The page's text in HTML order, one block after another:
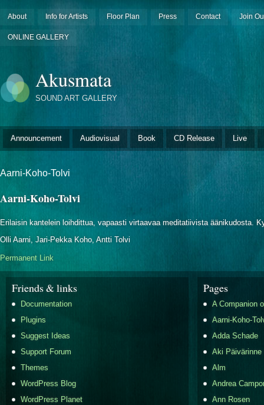
About Info for Artists Floor Plan Press Contact Join
ONLINE GALLERY
Akusmata
SOUND ART GALLERY
Announcement Audiovisual Book CD Release Live
Aarni-Koho-Tolvi
Aarni-Koho-Tolvi
Erilaisin kantelein loihdittua, vapaasti virtaavaa meditatiivista äänikudosta.
Olli Aarni, Jari-Pekka Koho, Antti Tolvi
Permanent Link
Friends & links
Documentation
Plugins
Suggest Ideas
Support Forum
Themes
WordPress Blog
WordPress Planet
Pages
A Companion
Aarni-Koho-
Adda Schade
Aki Päivärinne
Alm
Andrea
Ann Rosen